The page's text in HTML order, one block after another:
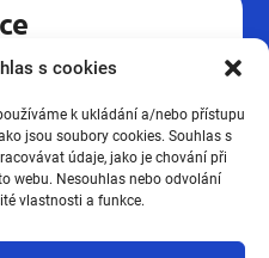
s cookies
k ukládání a/nebo přístupu
jsou soubory cookies. Souhlas s
údaje, jako je chování při
webu. Nesouhlas nebo odvolání
vlastnosti a funkce.
pro pracovníky v
ze mzdové
pro pracovníky v